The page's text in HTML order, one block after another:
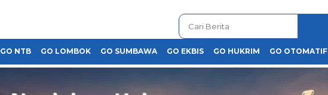
GO NTB GO LOMBOK GO SUMBAWA GO EKBIS GO HUKRIM GO OTOMATIF